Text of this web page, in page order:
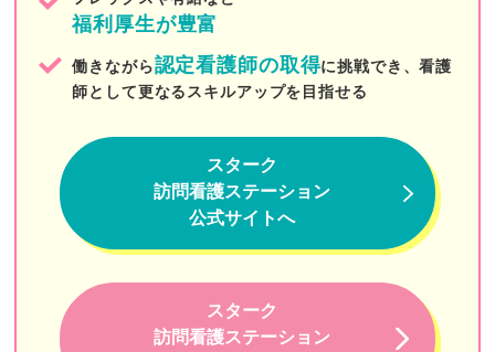
新宿ヒロクリニック訪問看護ステーション
LCC訪問看護ステーション
きらめき訪問看護ステーション
アットイーズ訪問看護リハビリステーション
おうちのカンゴ
オランジェ訪問看護ステーション
ワンファミ訪問看護リハビリステーション
福利厚生が豊富
働きながら認定看護師の取得に挑戦でき、看護
師として更なるスキルアップを目指せる
スターク
訪問看護ステーション
公式サイトへ
スターク
訪問看護ステーション